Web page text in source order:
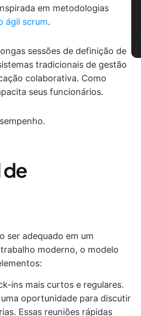
em metodologias
ágil scrum.
sessões de definição de
tradicionais de gestão
colaborativa. Como
seus funcionários.
de
ser adequado em um
moderno, o modelo
ins mais curtos e regulares.
oportunidade para discutir
Essas reuniões rápidas